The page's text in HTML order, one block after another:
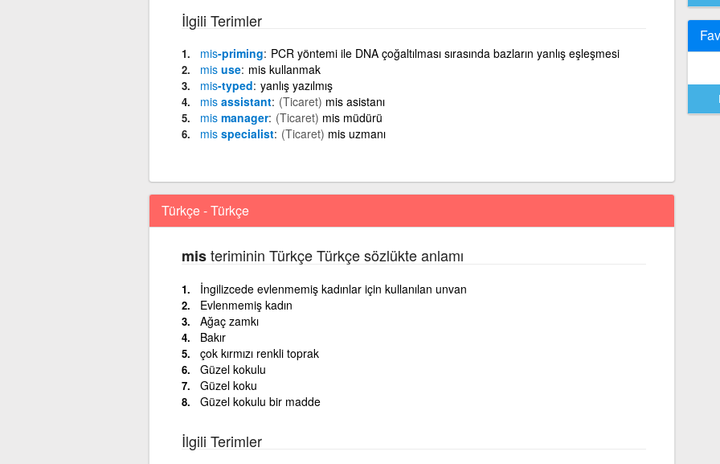
İlgili Terimler
mis-priming PCR yöntemi ile DNA çoğaltılması sırasında bazların yanlış eşleşmesi
misuse mis kullanmak
mis-typed yanlış yazılmış
misassistant (Ticaret) mis asistanı
mismanager (Ticaret) mis müdürü
misspecialist (Ticaret) mis uzmanı
Türkçe - Türkçe
misteriminin Türkçe Türkçe sözlükte anlamı
İngilizcede evlenmemiş kadınlar için kullanılan unvan
Evlenmemiş kadın
Ağaç zamkı
Bakır
çok kırmızı renkli toprak
Güzel kokulu
Güzel koku
Güzel kokulu bir madde
İlgili Terimler